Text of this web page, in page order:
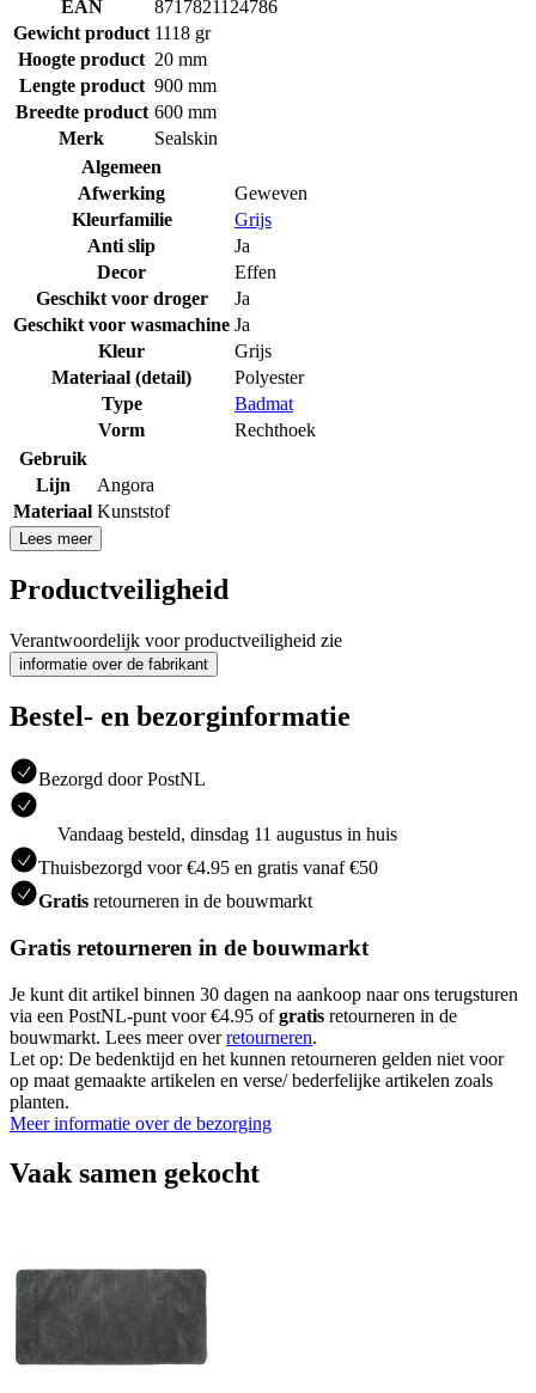
EAN
8717821124786
Gewicht product 1118 gr
Hoogte product 20 mm
Lengte product 900 mm
Breedte product 600 mm
Merk
Sealskin
Algemeen
Afwerking
Geweven
Kleurfamilie
Grijs
Anti slip
Ja
Decor
Effen
Geschikt voor droger
Ja
Geschikt voor wasmachine Ja
Kleur
Grijs
Materiaal (detail)
Polyester
Type
Badmat
Vorm
Rechthoek
Gebruik
Lijn
Angora
Materiaal Kunststof
Lees meer
Productveiligheid
Verantwoordelijk voor productveiligheid zie
informatie over de fabrikant
Bestel- en bezorginformatie
Bezorgd door PostNL
Vandaag besteld, dinsdag 11 augustus in huis
Thuisbezorgd voor €4.95 en gratis vanaf €50
Gratis retourneren in de bouwmarkt
Gratis retourneren in de bouwmarkt
Je kunt dit artikel binnen 30 dagen na aankoop naar ons terugsturen
via een PostNL-punt voor €4.95 ofgratis retourneren in de
bouwmarkt. Lees meer overretourneren.
Let op: De bedenktijd en het kunnen retourneren gelden niet voor
op maat gemaakte artikelen en verse/ bederfelijke artikelen zoals
planten.
Meer informatie over de bezorging
Vaak samen gekocht